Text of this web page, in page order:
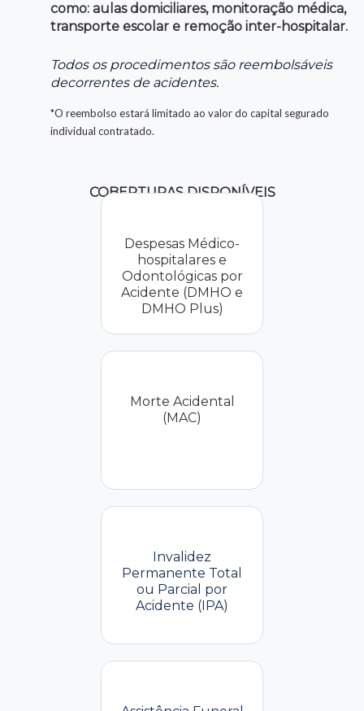
como: aulas domiciliares, monitoração médica,
transporte escolar e remoção inter-hospitalar.
Todos os procedimentos são reembolsáveis
decorrentes de acidentes.
*O reembolso estará limitado ao valor do capital segurado
individual contratado.
COBERTURAS DISPONÍVEIS
Despesas Médico-
hospitalares e
Odontológicas por
Acidente (DMHO e
DMHO Plus)
Morte Acidental
(MAC)
Invalidez
Permanente Total
ou Parcial por
Acidente (IPA)